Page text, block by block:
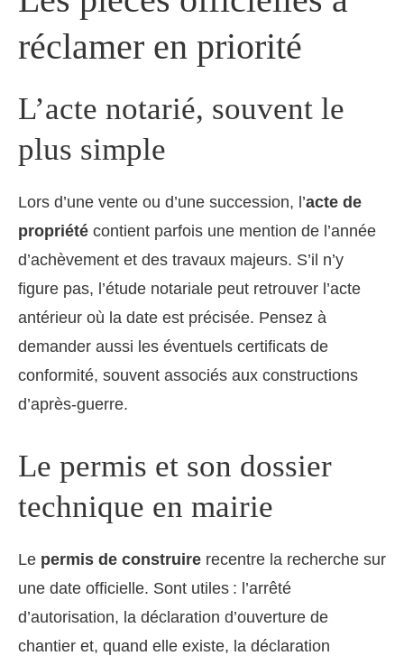
réclamer en priorité
L’acte notarié, souvent le
plus simple
Lors d’une vente ou d’une succession, l’acte de
propriété contient parfois une mention de l’année
d’achèvement et des travaux majeurs. S’il n’y
figure pas, l’étude notariale peut retrouver l’acte
antérieur où la date est précisée. Pensez à
demander aussi les éventuels certificats de
conformité, souvent associés aux constructions
d’après-guerre.
Le permis et son dossier
technique en mairie
Le permis de construire recentre la recherche sur
une date officielle. Sont utiles : l’arrêté
d’autorisation, la déclaration d’ouverture de
chantier et, quand elle existe, la déclaration